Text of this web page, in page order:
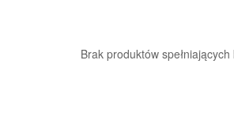
Brak produktów spełniających